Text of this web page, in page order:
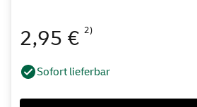
2,95 € 2)
Sofort lieferbar